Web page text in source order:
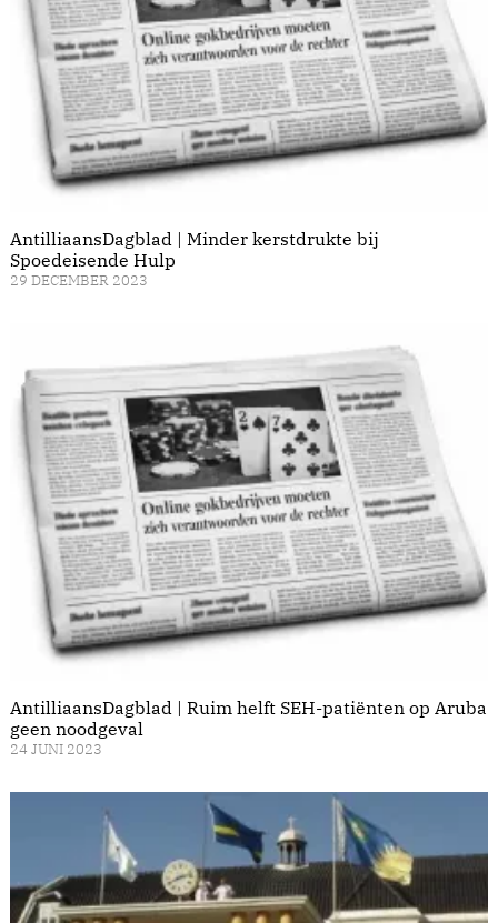
AntilliaansDagblad | Minder kerstdrukte bij
Spoedeisende Hulp
29 DECEMBER 2023
AntilliaansDagblad | Ruim helft SEH-patiënten op Aruba
geen noodgeval
24 JUNI 2023